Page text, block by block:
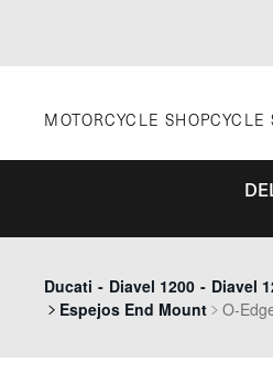
MOTORCYCLE SHOPCYCLE
Ducati - Diavel 1200 - Diavel
Espejos End Mount
O-
Previous